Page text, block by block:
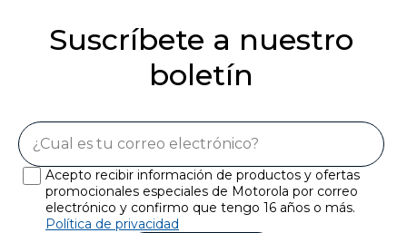
Suscríbete a nuestro
boletín
Acepto recibir información de productos y ofertas
promocionales especiales de Motorola por correo
electrónico y confirmo que tengo 16 años o más.
Política de privacidad